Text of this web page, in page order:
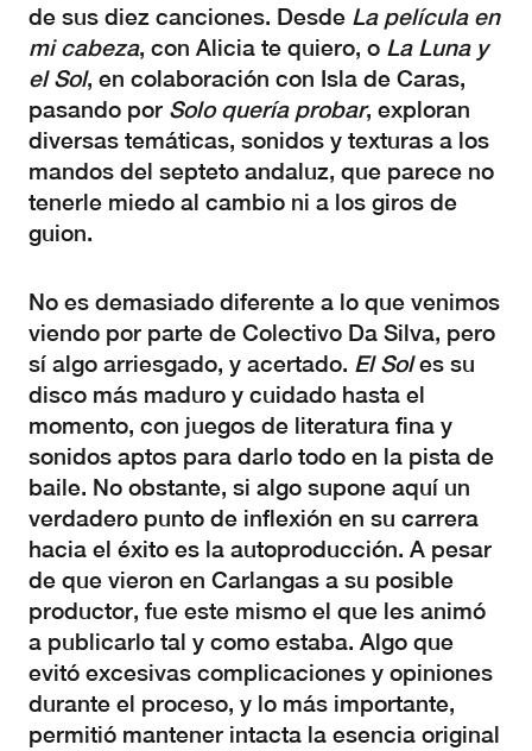
de sus diez canciones. Desde La película en
mi cabeza, con Alicia te quiero, o La Luna y
el Sol, en colaboración con Isla de Caras,
pasando por Solo quería probar, exploran
diversas temáticas, sonidos y texturas a los
mandos del septeto andaluz, que parece no
tenerle miedo al cambio ni a los giros de
guion.
No es demasiado diferente a lo que venimos
viendo por parte de Colectivo Da Silva, pero
sí algo arriesgado, y acertado. El Soles su
disco más maduro y cuidado hasta el
momento, con juegos de literatura fina y
sonidos aptos para darlo todo en la pista de
baile. No obstante, si algo supone aquí un
verdadero punto de inflexión en su carrera
hacia el éxito es la autoproducción. A pesar
de que vieron en Carlangas a su posible
productor, fue este mismo el que les animó
a publicarlo tal y como estaba. Algo que
evitó excesivas complicaciones y opiniones
durante el proceso, y lo más importante,
permitió mantener intacta la esencia original